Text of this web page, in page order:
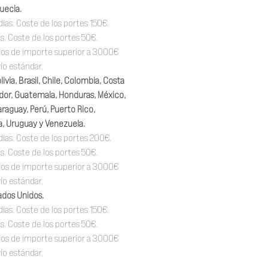
Coste de los portes 150€.
Coste de los portes 50€.
de importe superior a 3000€
estándar.
Brasil, Chile, Colombia, Costa
Guatemala, Honduras, México,
Perú, Puerto Rico,
Uruguay y Venezuela.
Coste de los portes 200€.
Coste de los portes 50€.
de importe superior a 3000€
estándar.
Unidos.
Coste de los portes 150€.
Coste de los portes 50€.
de importe superior a 3000€
estándar.